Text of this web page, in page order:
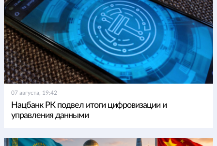
07 августа, 19:42
Нацбанк РК подвел итоги цифровизации и
управления данными